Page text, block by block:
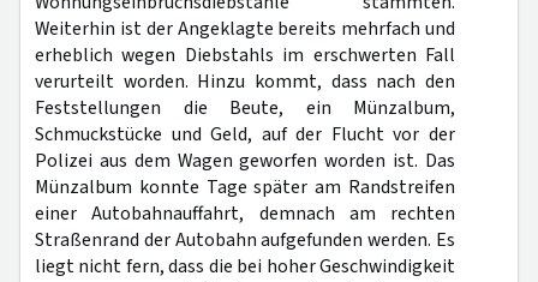
Weiterhin ist der Angeklagte bereits mehrfach und
erheblich wegen Diebstahls im erschwerten Fall
verurteilt worden. Hinzu kommt, dass nach den
Feststellungen die Beute, ein Münzalbum,
Schmuckstücke und Geld, auf der Flucht vor der
Polizei aus dem Wagen geworfen worden ist. Das
Münzalbum konnte Tage später am Randstreifen
einer Autobahnauffahrt, demnach am rechten
Straßenrand der Autobahn aufgefunden werden. Es
liegt nicht fern, dass die bei hoher Geschwindigkeit